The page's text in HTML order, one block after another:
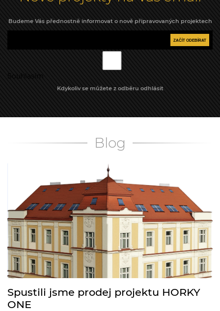
Budeme Vás přednostně informovat o nově připravovaných projektech
Souhlasím
ZAČÍT ODEBÍRAT
Kdykoliv se můžete z odběru odhlásit
Blog
Spustili jsme prodej projektu HORKY
ONE